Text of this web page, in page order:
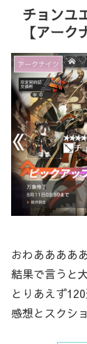
チョンユ
【アーク
アークナイツ
おわああああ
結果で言うと
とりあえず
感想とスクショ